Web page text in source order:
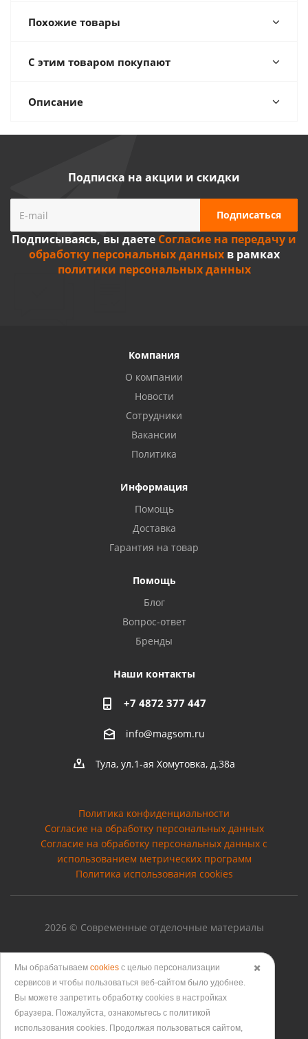
Похожие товары
С этим товаром покупают
Описание
Подписка на акции и скидки
Подписываясь, вы даете Согласие на передачу и
обработку персональных данныхв рамках
политики персональных данных
Компания
О компании
Новости
Сотрудники
Вакансии
Политика
Информация
Помощь
Доставка
Гарантия на товар
Помощь
Блог
Вопрос-ответ
Бренды
Наши контакты
+7 4872 377 447
info@magsom.ru
Тула, ул.1-ая Хомутовка, д.38а
Политика конфиденциальности
Согласие на обработку персональных данных
Cогласие на обработку персональных данных с
использованием метрических программ
Политика использования cookies
2026 © Современные отделочные материалы
Версия для печати
✖️
Мы обрабатываем cookies с целью персонализации
сервисов и чтобы пользоваться веб-сайтом было удобнее.
Вы можете запретить обработку сookies в настройках
браузера. Пожалуйста, ознакомьтесь с политикой
использования cookies. Продолжая пользоваться сайтом,